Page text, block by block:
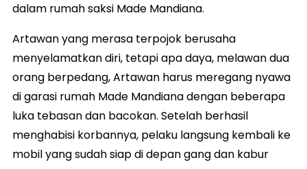
dalam rumah saksi Made Mandiana.
Artawan yang merasa terpojok berusaha
menyelamatkan diri, tetapi apa daya, melawan dua
orang berpedang, Artawan harus meregang nyawa
di garasi rumah Made Mandiana dengan beberapa
luka tebasan dan bacokan. Setelah berhasil
menghabisi korbannya, pelaku langsung kembali ke
mobil yang sudah siap di depan gang dan kabur